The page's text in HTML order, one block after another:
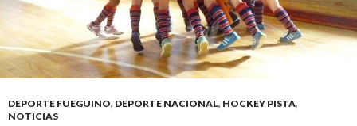
DEPORTE FUEGUINO, DEPORTE NACIONAL, HOCKEY PISTA,
NOTICIAS